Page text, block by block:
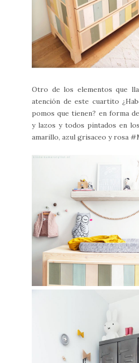
Otro de los elementos que
atención de este cuartito
pomos que tienen? en forma
y lazos y todos pintados en
amarillo, azul grisaceo y rosa